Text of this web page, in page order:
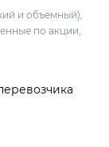
и объемный),
по акции,